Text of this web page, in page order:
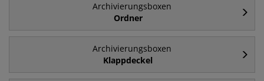
Archivierungsboxen
Ordner
Archivierungsboxen
Klappdeckel